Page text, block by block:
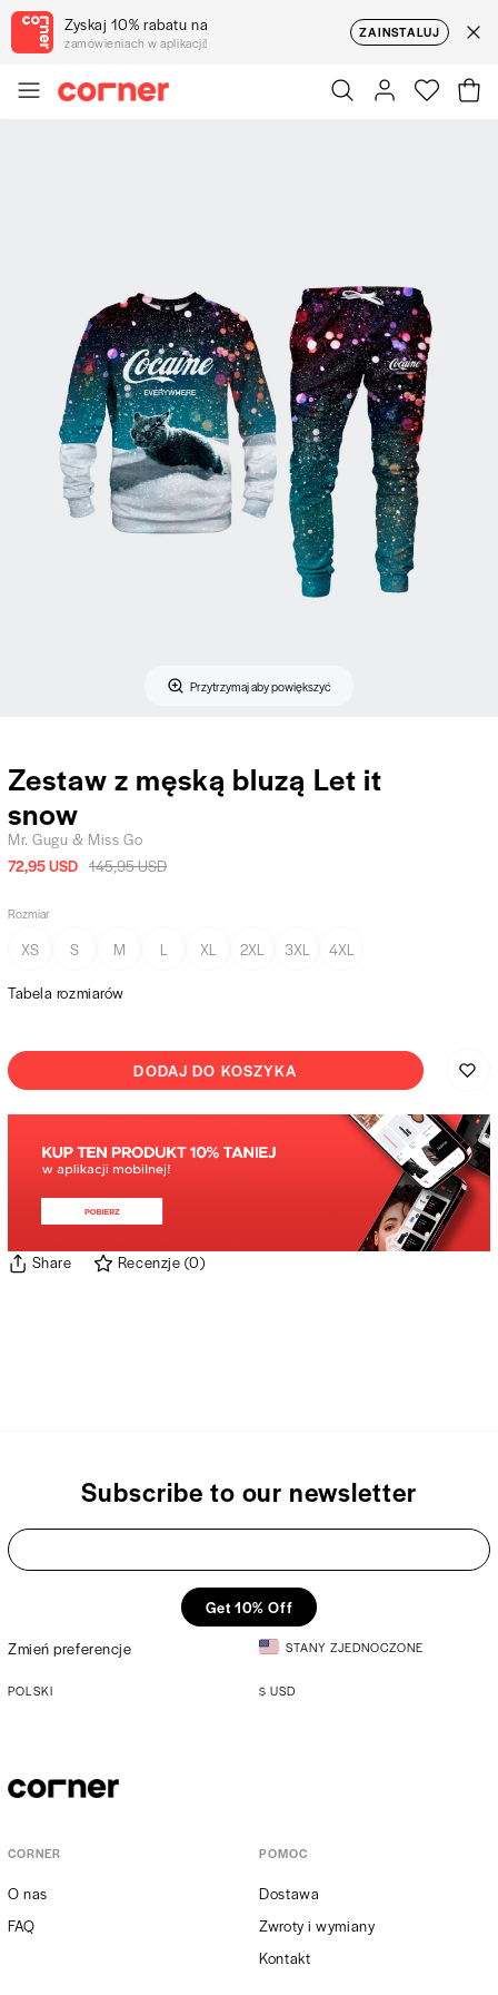
Zyskaj 10% rabatu na
zamówieniach w aplikacji!
ZAINSTALUJ
Przytrzymaj aby powiększyć
Zestaw z męską bluzą Let it
snow
Mr. Gugu & Miss Go
72,95 USD 145,95 USD
Rozmiar
XS S M L XL 2XL 3XL 4XL
Tabela rozmiarów
DODAJ DO KOSZYKA
Share Recenzje (0)
Subscribe to our newsletter
Get 10% Off
Zmień preferencje
STANY ZJEDNOCZONE
POLSKI $ USD
CORNER
O nas
FAQ
POMOC
Dostawa
Zwroty i wymiany
Kontakt